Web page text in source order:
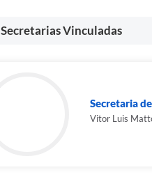
Secretarias Vinculadas
Secretaria
Vitor Luis